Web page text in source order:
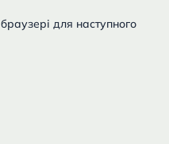
для наступного